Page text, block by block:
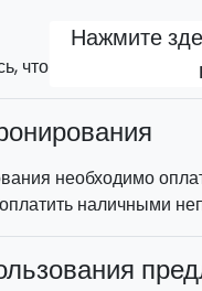
Нажмите
необходимо
наличными